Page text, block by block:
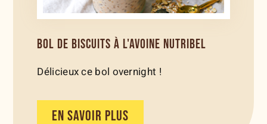
BOL DE BISCUITS À L'AVOINE NUTRIBEL
Délicieux ce bol overnight !
EN SAVOIR PLUS